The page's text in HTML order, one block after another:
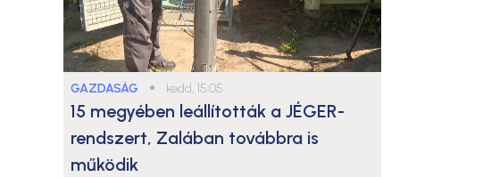
GAZDASÁG ● kedd, 15:05
15 megyében leállították a JÉGER-
rendszert, Zalában továbbra is
működik